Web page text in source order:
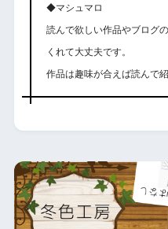
◆マシュマロ
読んで欲しい作品やブログ
くれて大丈夫です。
作品は趣味が合えば読んで紹